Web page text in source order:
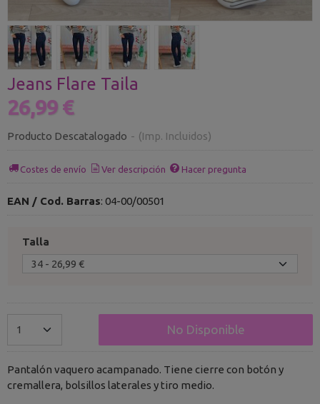
Jeans Flare Taila
26,99 €
Producto Descatalogado - (Imp. Incluidos)
Costes de envío Ver descripción Hacer pregunta
EAN / Cod. Barras: 04-00/00501
Talla
No Disponible
Pantalón vaquero acampanado. Tiene cierre con botón y
cremallera, bolsillos laterales y tiro medio.